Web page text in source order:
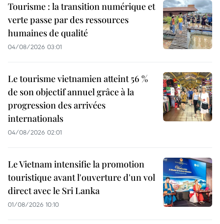
Tourisme : la transition numérique et
verte passe par des ressources
humaines de qualité
04/08/2026 03:01
Le tourisme vietnamien atteint 56 %
de son objectif annuel grâce à la
progression des arrivées
internationals
04/08/2026 02:01
Le Vietnam intensifie la promotion
touristique avant l'ouverture d'un vol
direct avec le Sri Lanka
01/08/2026 10:10